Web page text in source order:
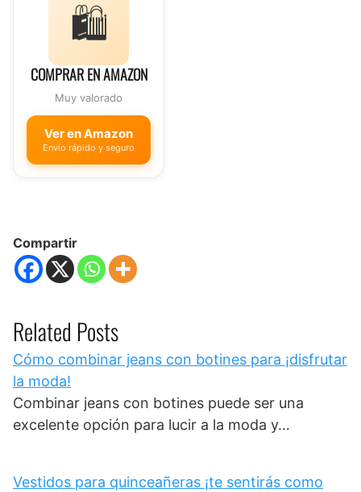
🛍️
COMPRAR EN AMAZON
Muy valorado
Ver en Amazon
Envío rápido y seguro
Compartir
Related Posts
Cómo combinar jeans con botines para ¡disfrutar
la moda!
Combinar jeans con botines puede ser una
excelente opción para lucir a la moda y…
Vestidos para quinceañeras ¡te sentirás como